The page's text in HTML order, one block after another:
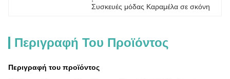
Συσκευές μόδας Καραμέλα σε σκόνη
Περιγραφή Του Προϊόντος
Περιγραφή του προϊόντος